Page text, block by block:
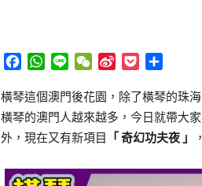
Facebook
WhatsApp
Line WeChat
Sina
Pocket
橫琴這個澳門後花園，除了橫琴的珠
橫琴的澳門人越來越多，今日就帶大
外，現在又有新項目
「 奇幻功夫夜 」